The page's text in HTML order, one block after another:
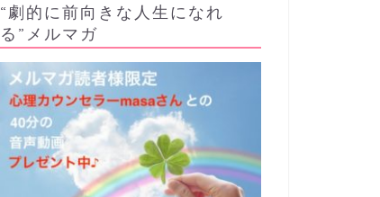
“劇的に前向きな人生になれ
る”メルマガ